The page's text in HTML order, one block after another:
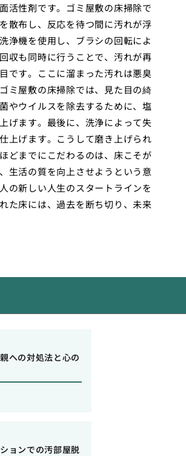
活性剤です。ゴミ屋敷の床掃除で
散布し、反応を待つ間に汚れが浮
浄機を使用し、ブラシの回転によ
収も同時に行うことで、汚れが再
です。ここに溜まった汚れは悪臭
ミ屋敷の床掃除では、見た目の綺
やウイルスを除去するために、塩
げます。最後に、洗浄によって失
上げます。こうして磨き上げられ
どまでにこだわるのは、床こそが
生活の質を向上させようという意
の新しい人生のスタートラインを
た床には、過去を断ち切り、未来
への対処法と心の
ョンでの汚部屋脱